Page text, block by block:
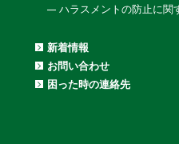
ハラスメントの防止に関
新着情報
お問い合わせ
困った時の連絡先